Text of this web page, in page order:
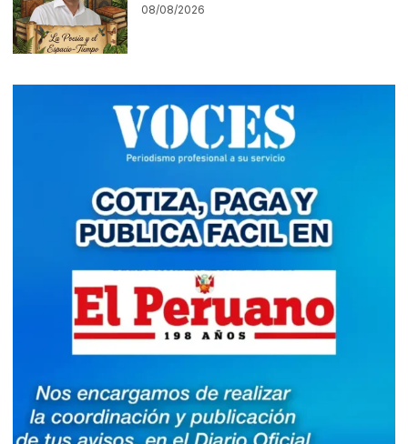
08/08/2026